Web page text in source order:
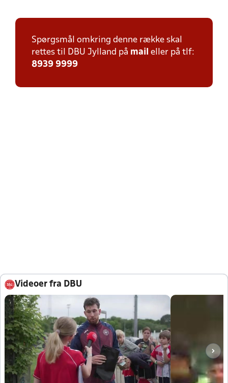
Spørgsmål omkring denne række skal
rettes til DBU Jylland på mail eller på tlf:
8939 9999
Videoer fra DBU